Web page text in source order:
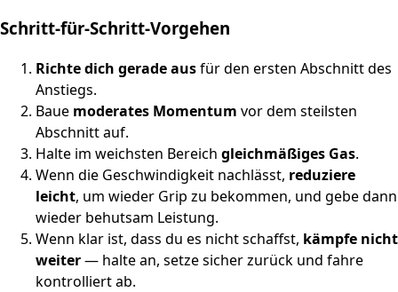
Schritt‑für‑Schritt‑Vorgehen
Richte dich gerade ausfür den ersten Abschnitt des
Anstiegs.
Baue moderates Momentum vor dem steilsten
Abschnitt auf.
Halte im weichsten Bereich gleichmäßiges Gas.
Wenn die Geschwindigkeit nachlässt, reduziere
leicht, um wieder Grip zu bekommen, und gebe dann
wieder behutsam Leistung.
Wenn klar ist, dass du es nicht schaffst, kämpfe nicht
weiter— halte an, setze sicher zurück und fahre
kontrolliert ab.